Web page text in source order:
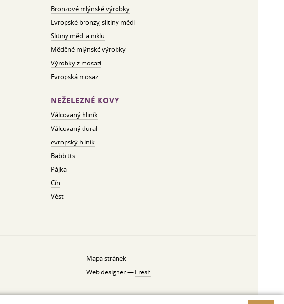
Bronzové mlýnské výrobky
Evropské bronzy, slitiny mědi
Slitiny mědi a niklu
Měděné mlýnské výrobky
Výrobky z mosazi
Evropská mosaz
NEŽELEZNÉ KOVY
Válcovaný hliník
Válcovaný dural
evropský hliník
Babbitts
Pájka
Cín
Vést
Mapa stránek
Web designer — Fresh